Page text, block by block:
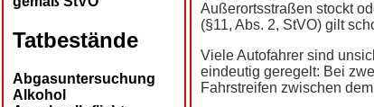
Tatbestände
Abgasuntersuchung
Alkohol
Außerortsstraßen stockt
(§11, Abs. 2, StVO) gilt
Viele Autofahrer sind
eindeutig geregelt: Bei
Fahrstreifen zwischen